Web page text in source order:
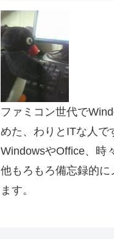
ファミコン世代で
めた、わりとITな人で
WindowsやOffice、時
他もろもろ備忘録的に
ます。